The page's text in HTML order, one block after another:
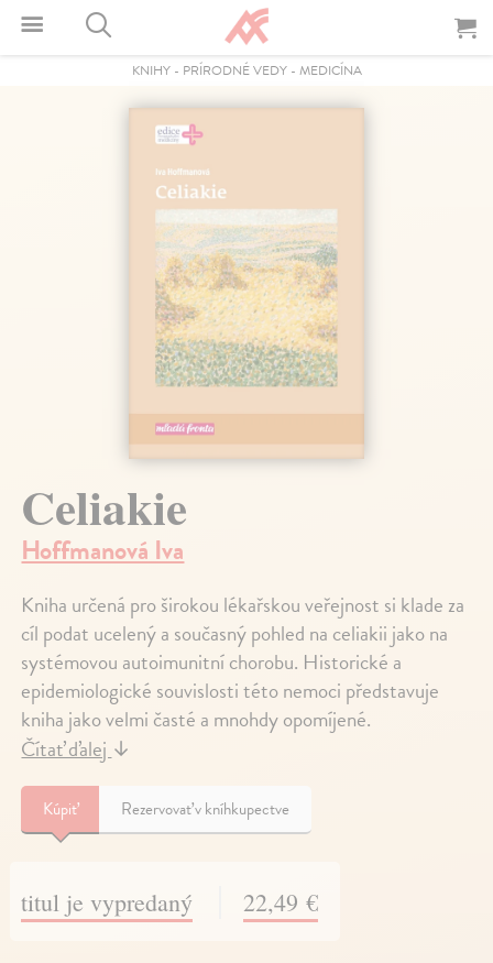
KNIHY- PRÍRODNÉ VEDY- MEDICÍNA
Celiakie
Hoffmanová Iva
Kniha určená pro širokou lékařskou veřejnost si klade za
cíl podat ucelený a současný pohled na celiakii jako na
systémovou autoimunitní chorobu. Historické a
epidemiologické souvislosti této nemoci představuje
kniha jako velmi časté a mnohdy opomíjené.
Čítať ďalej↓
Kúpiť Rezervovať v kníhkupectve
titul je vypredaný 22,49 €